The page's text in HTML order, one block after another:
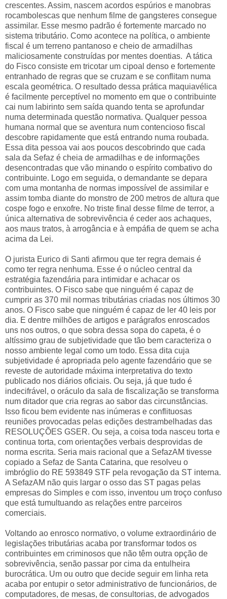
crescentes. Assim, nascem acordos espúrios e manobras
rocambolescas que nenhum filme de gangsteres consegue
assimilar. Esse mesmo padrão é fortemente marcado no
sistema tributário. Como acontece na política, o ambiente
fiscal é um terreno pantanoso e cheio de armadilhas
maliciosamente construídas por mentes doentias. A tática
do Fisco consiste em tricotar um cipoal denso e fortemente
entranhado de regras que se cruzam e se conflitam numa
escala geométrica. O resultado dessa prática maquiavélica
é facilmente perceptível no momento em que o contribuinte
cai num labirinto sem saída quando tenta se aprofundar
numa determinada questão normativa. Qualquer pessoa
humana normal que se aventura num contencioso fiscal
descobre rapidamente que está entrando numa roubada.
Essa dita pessoa vai aos poucos descobrindo que cada
sala da Sefaz é cheia de armadilhas e de informações
desencontradas que vão minando o espírito combativo do
contribuinte. Logo em seguida, o demandante se depara
com uma montanha de normas impossível de assimilar e
assim tomba diante do monstro de 200 metros de altura que
cospe fogo e enxofre. No triste final desse filme de terror, a
única alternativa de sobrevivência é ceder aos achaques,
aos maus tratos, à arrogância e à empáfia de quem se acha
acima da Lei.
O jurista Eurico di Santi afirmou que ter regra demais é
como ter regra nenhuma. Esse é o núcleo central da
estratégia fazendária para intimidar e achacar os
contribuintes. O Fisco sabe que ninguém é capaz de
cumprir as 370 mil normas tributárias criadas nos últimos 30
anos. O Fisco sabe que ninguém é capaz de ler 40 leis por
dia. E dentre milhões de artigos e parágrafos enroscados
uns nos outros, o que sobra dessa sopa do capeta, é o
altíssimo grau de subjetividade que tão bem caracteriza o
nosso ambiente legal como um todo. Essa dita cuja
subjetividade é apropriada pelo agente fazendário que se
reveste de autoridade máxima interpretativa do texto
publicado nos diários oficiais. Ou seja, já que tudo é
indecifrável, o oráculo da sala de fiscalização se transforma
num ditador que cria regras ao sabor das circunstâncias.
Isso ficou bem evidente nas inúmeras e conflituosas
reuniões provocadas pelas edições destrambelhadas das
RESOLUÇÕES GSER. Ou seja, a coisa toda nasceu torta e
continua torta, com orientações verbais desprovidas de
norma escrita. Seria mais racional que a SefazAM tivesse
copiado a Sefaz de Santa Catarina, que resolveu o
imbróglio do RE 593849 STF pela revogação da ST interna.
A SefazAM não quis largar o osso das ST pagas pelas
empresas do Simples e com isso, inventou um troço confuso
que está tumultuando as relações entre parceiros
comerciais.
Voltando ao enrosco normativo, o volume extraordinário de
legislações tributárias acaba por transformar todos os
contribuintes em criminosos que não têm outra opção de
sobrevivência, senão passar por cima da entulheira
burocrática. Um ou outro que decide seguir em linha reta
acaba por entupir o setor administrativo de funcionários, de
computadores, de mesas, de consultorias, de advogados